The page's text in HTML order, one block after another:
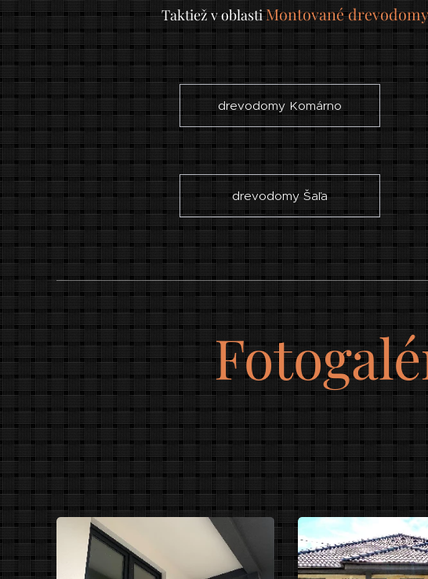
Taktiež v oblastiMontované drevodomy
drevodomy Komárno
drevodomy Šaľa